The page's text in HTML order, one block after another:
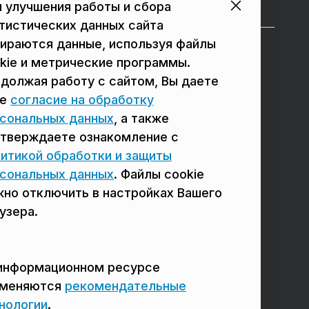
в Подольске в Люберцах
в Мытищах в Красногорске
в Реутове в Королёве
в Балашихе в Домодедово
в Сергиевом Посаде в Щёлково
улучшения работы и сбора
данных сайта
данные, используя файлы
и метрические программы.
работу с сайтом, Вы даете
согласие на обработку
данных , а также
ознакомление с
обработки и защиты
данных. Файлы cookie
отключить в настройках Вашего
ресурсе
рекомендательные
.